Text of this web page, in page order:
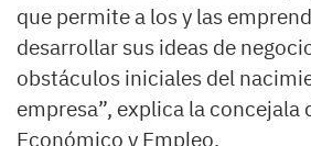
que permite a los y las
desarrollar sus ideas de
obstáculos iniciales del
empresa”, explica la concejala
Económico y Empleo.